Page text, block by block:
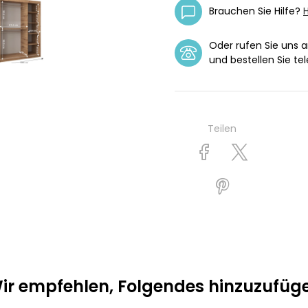
Brauchen Sie Hilfe?
Oder rufen Sie uns
und bestellen Sie
Teilen
empfehlen, Folgendes